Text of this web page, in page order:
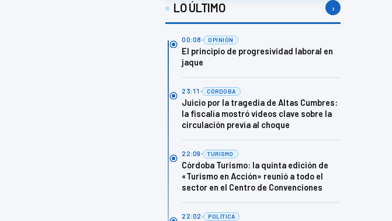
LO ÚLTIMO ›
00:08 OPINIÓN
El principio de progresividad laboral en
jaque
23:11 CÓRDOBA
Juicio por la tragedia de Altas Cumbres:
la fiscalía mostró videos clave sobre la
circulación previa al choque
22:09 TURISMO
Córdoba Turismo: la quinta edición de
«Turismo en Acción» reunió a todo el
sector en el Centro de Convenciones
22:02 POLÍTICA